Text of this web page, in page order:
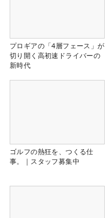
プロギアの「4層フェース」が
切り開く高初速ドライバーの
新時代
ゴルフの熱狂を、つくる仕
事。｜スタッフ募集中